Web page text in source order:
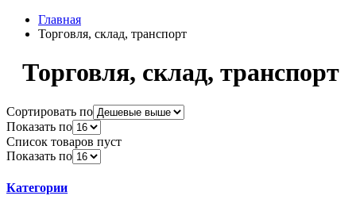
Главная
Торговля, склад, транспорт
Торговля, склад, транспорт
Сортировать по
Показать по
Список товаров пуст
Показать по
Категории